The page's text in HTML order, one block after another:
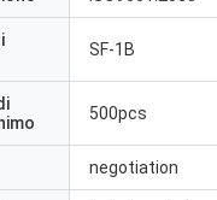
SF-1B
500pcs
negotiation